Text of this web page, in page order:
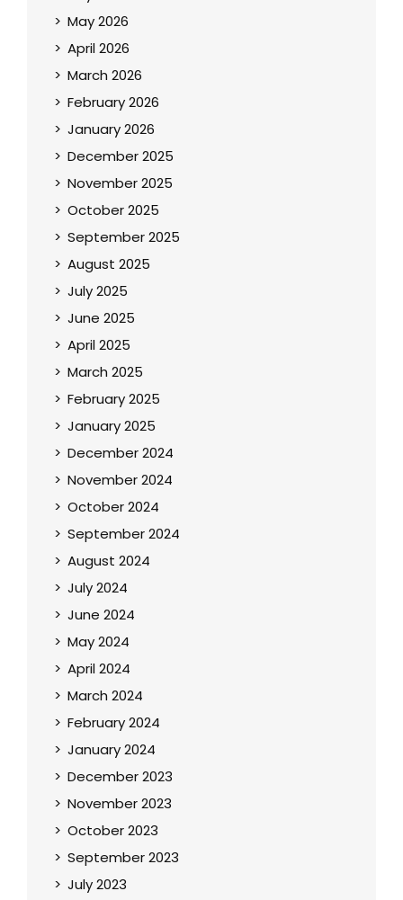
May 2026
April 2026
March 2026
February 2026
January 2026
December 2025
November 2025
October 2025
September 2025
August 2025
July 2025
June 2025
April 2025
March 2025
February 2025
January 2025
December 2024
November 2024
October 2024
September 2024
August 2024
July 2024
June 2024
May 2024
April 2024
March 2024
February 2024
January 2024
December 2023
November 2023
October 2023
September 2023
July 2023